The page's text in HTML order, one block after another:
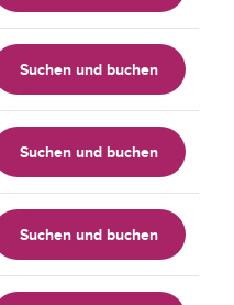
Suchen und buchen
Suchen und buchen
Suchen und buchen